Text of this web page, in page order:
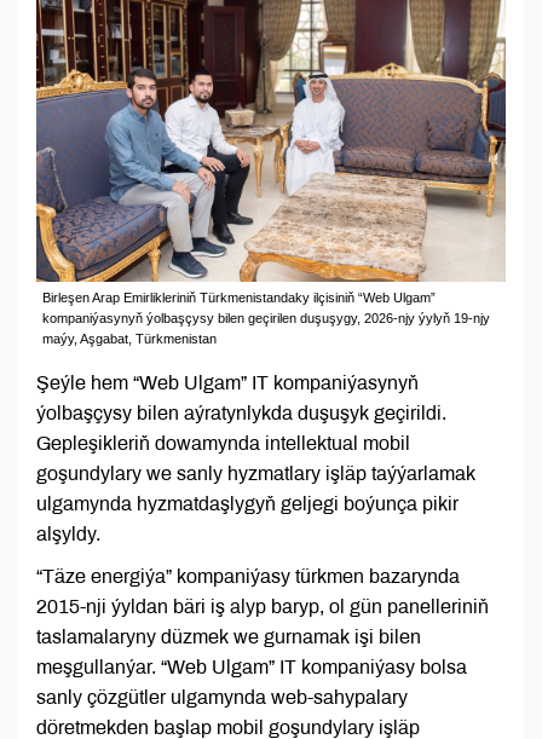
Birleşen Arap Emirlikleriniň Türkmenistandaky ilçisiniň “Web Ulgam”
kompaniýasynyň ýolbaşçysy bilen geçirilen duşuşygy, 2026-njy ýylyň 19-njy
maýy, Aşgabat, Türkmenistan
Şeýle hem “Web Ulgam” IT kompaniýasynyň
ýolbaşçysy bilen aýratynlykda duşuşyk geçirildi.
Gepleşikleriň dowamynda intellektual mobil
goşundylary we sanly hyzmatlary işläp taýýarlamak
ulgamynda hyzmatdaşlygyň geljegi boýunça pikir
alşyldy.
“Täze energiýa” kompaniýasy türkmen bazarynda
2015-nji ýyldan bäri iş alyp baryp, ol gün panelleriniň
taslamalaryny düzmek we gurnamak işi bilen
meşgullanýar. “Web Ulgam” IT kompaniýasy bolsa
sanly çözgütler ulgamynda web-sahypalary
döretmekden başlap mobil goşundylary işläp